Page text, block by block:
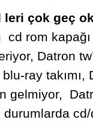
leri çok geç
rom kapağı
Datron
ray
gelmiyor,